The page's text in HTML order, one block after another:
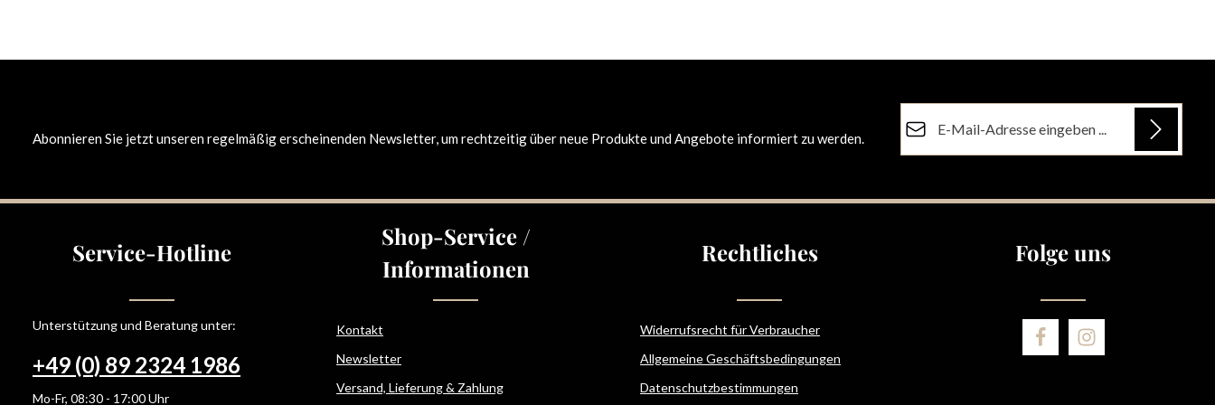
Abonnieren Sie jetzt unseren regelmäßig erscheinenden Newsletter, um rechtzeitig über neue Produkte und Angebote informiert zu werden.
Ich habe dieDatenschutzbestimmungenzur
Pflichtfelder.
Service-Hotline
Unterstützung und Beratung unter:
+49 (0) 89 2324 1986
Mo-Fr, 08:30 - 17:00 Uhr
Shop-Service /
Informationen
Kontakt
Newsletter
Versand, Lieferung & Zahlung
Rechtliches
Widerrufsrecht für Verbraucher
Allgemeine Geschäftsbedingungen
Datenschutzbestimmungen
Folge uns